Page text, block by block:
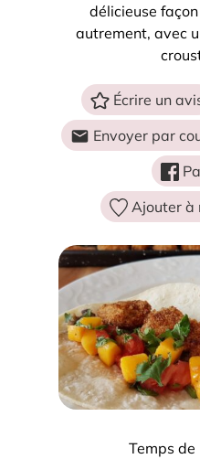
délicieuse
autrement, avec
Écrire un
Envoyer par
Ajouter à
Temps